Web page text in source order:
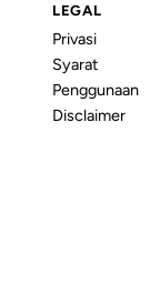
LEGAL
Privasi
Syarat
Penggunaan
Disclaimer